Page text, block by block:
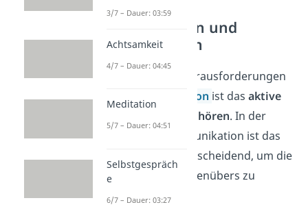
Richtig Zuhören und
Kommunizieren
Eine der größten Herausforderungen
in der
Kommunikation ist das aktive
empathische Zuhören. In der
Gewaltfreien Kommunikation ist das
richtige Zuhören entscheidend, um die
Perspektive des Gegenübers zu
verstehen.
3/7 – Dauer: 03:59
Achtsamkeit
4/7 – Dauer: 04:45
Meditation
5/7 – Dauer: 04:51
Selbstgespräch
e
6/7 – Dauer: 03:27